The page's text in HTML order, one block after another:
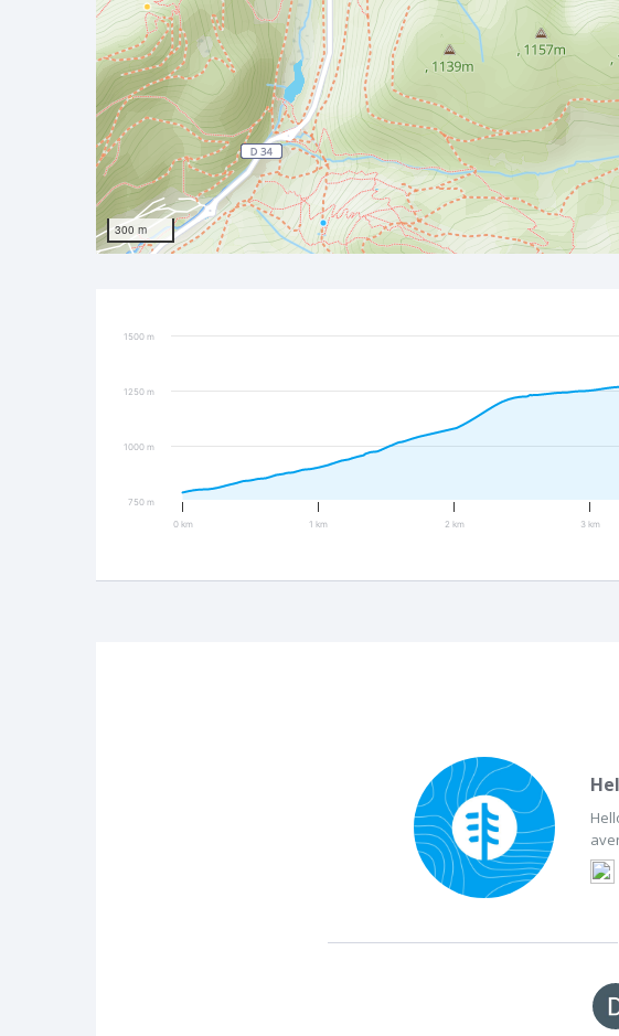
300 m
0 km 1 km 2 km 3 km
750 m
1000 m
1250 m
1500 m